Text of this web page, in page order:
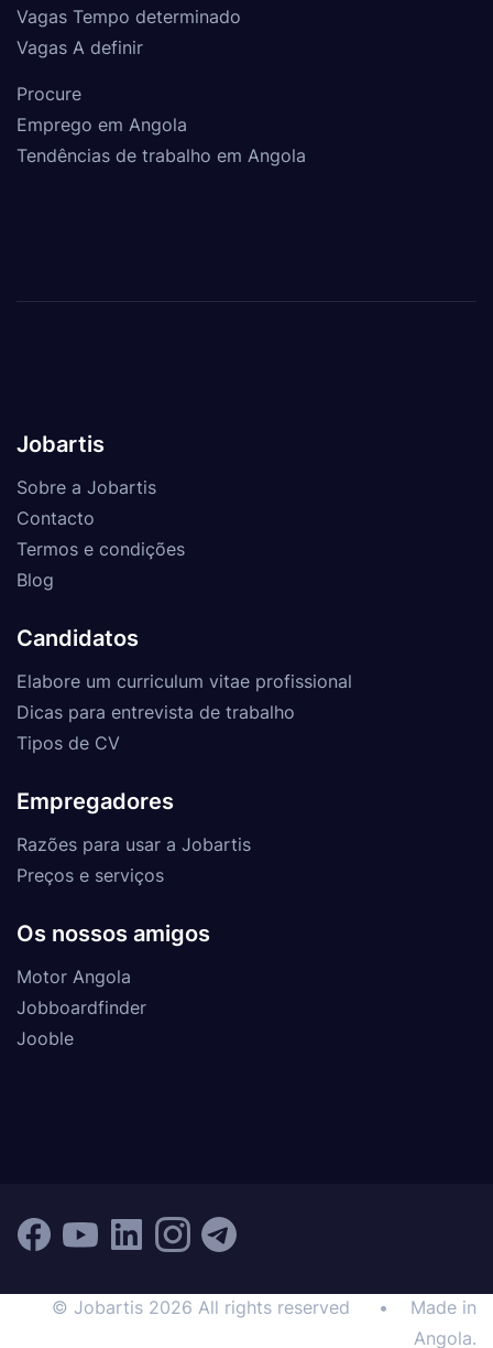
Vagas Tempo determinado
Vagas A definir
Procure
Emprego em Angola
Tendências de trabalho em Angola
Jobartis
Sobre a Jobartis
Contacto
Termos e condições
Blog
Candidatos
Elabore um curriculum vitae profissional
Dicas para entrevista de trabalho
Tipos de CV
Empregadores
Razões para usar a Jobartis
Preços e serviços
Os nossos amigos
Motor Angola
Jobboardfinder
Jooble
© Jobartis 2026 All rights reserved •
Made in
Angola.